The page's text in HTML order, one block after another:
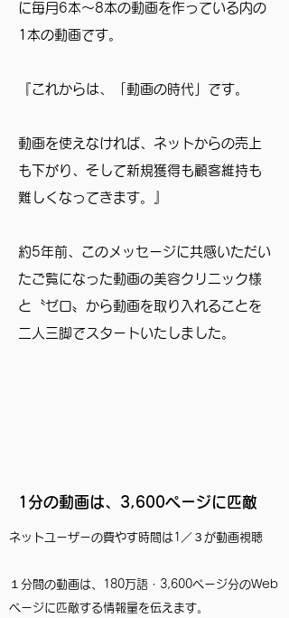
に毎月6本〜8本の動画を作っている内の
1本の動画です。
『これからは、「動画の時代」です。
動画を使えなければ、ネットからの売上
も下がり、そして新規獲得も顧客維持も
難しくなってきます。』
約5年前、このメッセージに共感いただい
たご覧になった動画の美容クリニック様
と〝ゼロ〟から動画を取り入れることを
二人三脚でスタートいたしました。
動画の魅力
1分の動画は、3,600ページに匹敵
ネットユーザーの費やす時間は1／３が動画視聴
１分間の動画は、180万語・3,600ページ分のWeb
ページに匹敵する情報量を伝えます。